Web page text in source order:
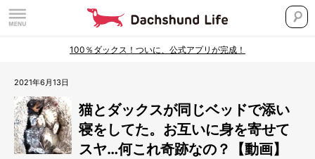
100％ダックス！ついに、公式アプリが完成！
2021年6月13日
猫とダックスが同じベッドで添い
寝をしてた。お互いに身を寄せて
スヤ…何これ奇跡なの？【動画】